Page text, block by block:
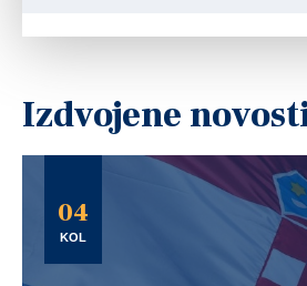
Izdvojene
04
KOL